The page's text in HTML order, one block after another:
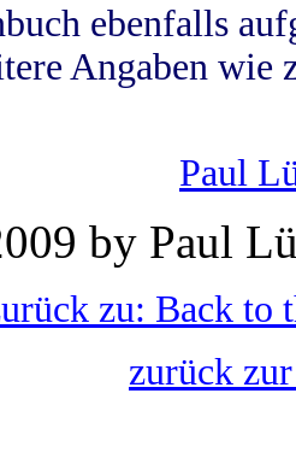
ebenfalls
Angaben wie
Paul
by Paul
zu: Back to
zurück